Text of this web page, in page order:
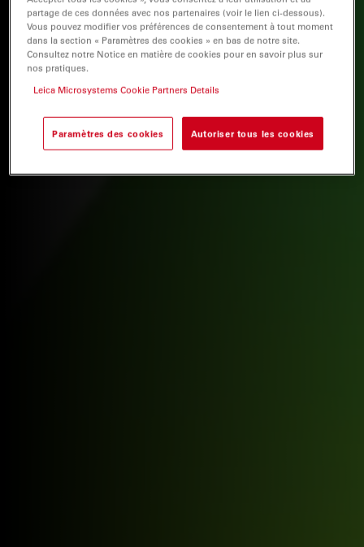
partage de ces données avec nos partenaires (voir le lien ci-dessous).
Vous pouvez modifier vos préférences de consentement à tout moment
dans la section « Paramètres des cookies » en bas de notre site.
Consultez notre Notice en matière de cookies pour en savoir plus sur
nos pratiques.
Leica Microsystems Cookie Partners Details
Paramètres des cookies Autoriser tous les cookies